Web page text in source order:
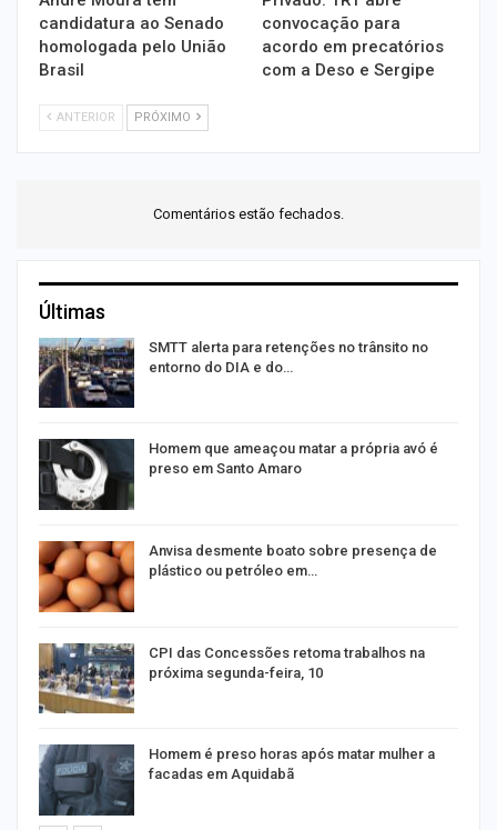
candidatura ao Senado
homologada pelo União
Brasil
convocação para
acordo em precatórios
com a Deso e Sergipe
ANTERIOR PRÓXIMO
Comentários estão fechados.
Últimas
SMTT alerta para retenções no trânsito no
entorno do DIA e do…
Homem que ameaçou matar a própria avó é
preso em Santo Amaro
Anvisa desmente boato sobre presença de
plástico ou petróleo em…
CPI das Concessões retoma trabalhos na
próxima segunda-feira, 10
Homem é preso horas após matar mulher a
facadas em Aquidabã